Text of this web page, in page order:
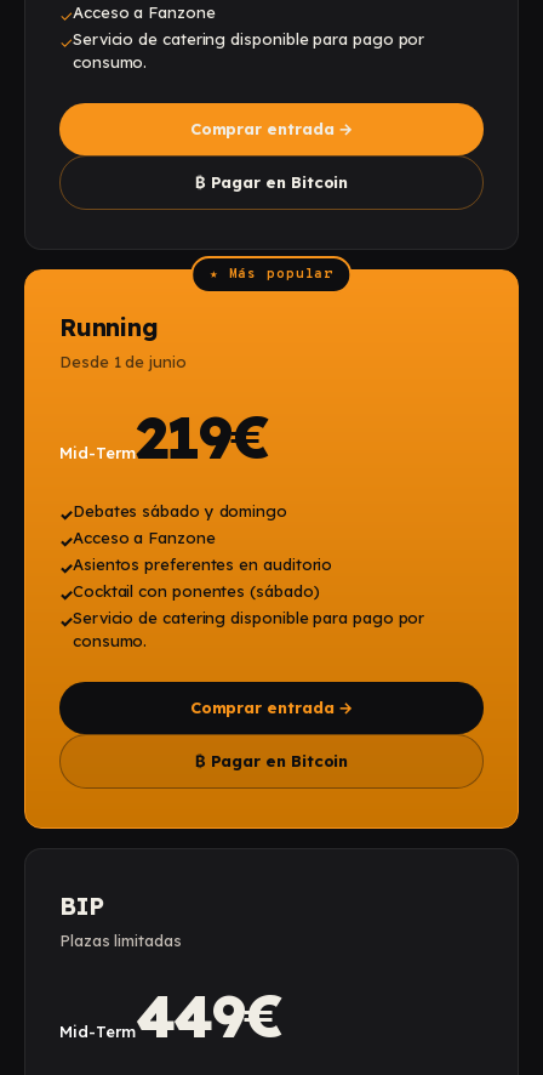
✓Acceso a Fanzone
✓Servicio de catering disponible para pago por
consumo.
Comprar entrada →
₿ Pagar en Bitcoin
★ Más popular
Running
Desde 1 de junio
Mid-Term219€
✓Debates sábado y domingo
✓Acceso a Fanzone
✓Asientos preferentes en auditorio
✓Cocktail con ponentes (sábado)
✓Servicio de catering disponible para pago por
consumo.
Comprar entrada→
₿ Pagar en Bitcoin
BIP
Plazas limitadas
Mid-Term449€